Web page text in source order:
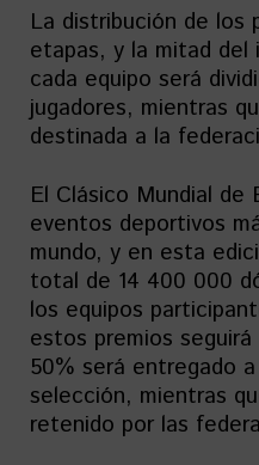
La distribución de los
etapas, y la mitad del
cada equipo será
jugadores, mientras
destinada a la
El Clásico Mundial de
eventos deportivos
mundo, y en esta
total de 14 400 000
los equipos
estos premios
50% será entregado
selección, mientras
retenido por las